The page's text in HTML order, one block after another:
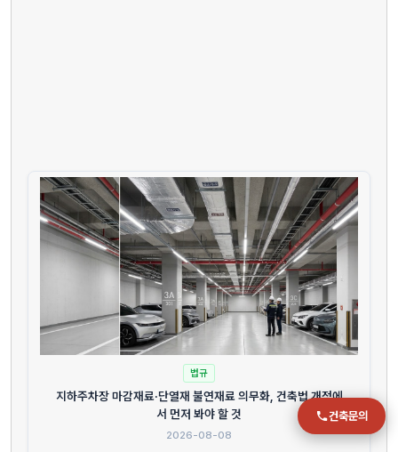
법규
지하주차장 마감재료·단열재 불연재료 의무화, 건축법 개정에
서 먼저 봐야 할 것
2026-08-08
건축문의
jmc@chiho.co.kr
주소
부산 강서구 명지국제2로 41
POSCO 샤인오피스 306호
월–금 09:00–18:00